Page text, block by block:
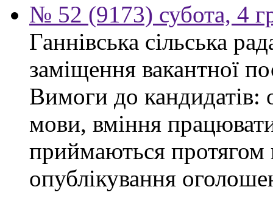
№ 52 (9173) субота, 4
Ганнівська сільська
заміщення вакантної
Вимоги до кандидатів:
мови, вміння
приймаються протягом
опублікування